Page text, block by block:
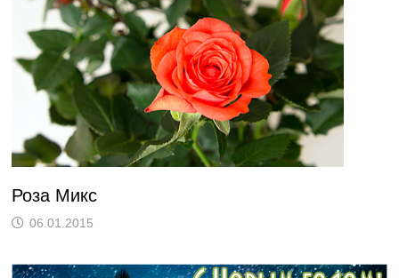
Роза Микс
06.01.2015